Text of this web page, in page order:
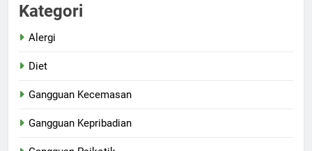
Kategori
Alergi
Diet
Gangguan Kecemasan
Gangguan Kepribadian